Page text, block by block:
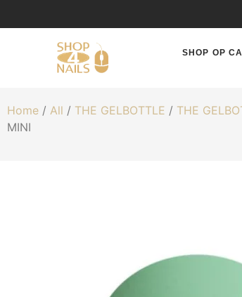
SHOP OP
Home / All / THE GELBOTTLE / THE
MINI